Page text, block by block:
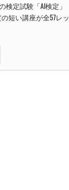
定試験「AI検定」
短い講座が全57レッ